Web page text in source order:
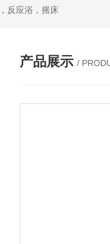
反应浴，摇床
产品展示 /